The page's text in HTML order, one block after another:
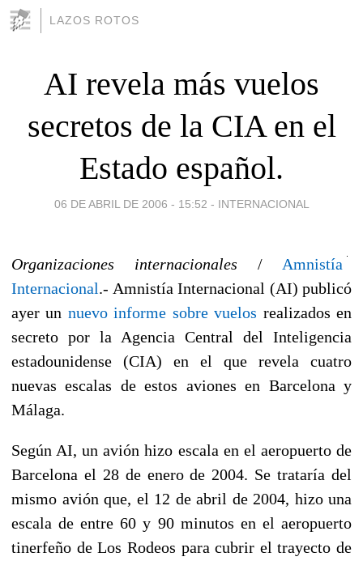
LAZOS ROTOS
AI revela más vuelos
secretos de la CIA en el
Estado español.
06 DE ABRIL DE 2006 - 15:52 - INTERNACIONAL
Organizaciones internacionales / Amnistía
Internacional.- Amnistía Internacional (AI) publicó
ayer un nuevo informe sobre vuelos realizados en
secreto por la Agencia Central del Inteligencia
estadounidense (CIA) en el que revela cuatro
nuevas escalas de estos aviones en Barcelona y
Málaga.
Según AI, un avión hizo escala en el aeropuerto de
Barcelona el 28 de enero de 2004. Se trataría del
mismo avión que, el 12 de abril de 2004, hizo una
escala de entre 60 y 90 minutos en el aeropuerto
tinerfeño de Los Rodeos para cubrir el trayecto de